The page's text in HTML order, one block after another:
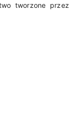
tworzone przez